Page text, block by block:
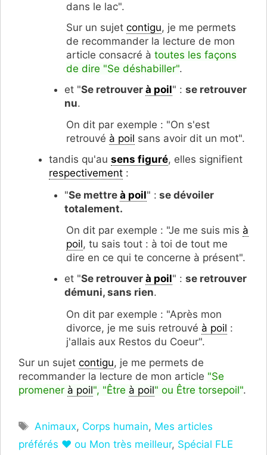
dans le lac".
Sur un sujet contigu, je me permets
de recommander la lecture de mon
article consacré à toutes les façons
de dire "Se déshabiller".
et "Se retrouver à poil" : se retrouver
nu.
On dit par exemple : "On s'est
retrouvé à poil sans avoir dit un mot".
tandis qu'au sens figuré, elles signifient
respectivement :
"Se mettre à poil" : se dévoiler
totalement.
On dit par exemple : "Je me suis mis à
poil, tu sais tout : à toi de tout me
dire en ce qui te concerne à présent".
et "Se retrouver à poil" : se retrouver
démuni, sans rien.
On dit par exemple : "Après mon
divorce, je me suis retrouvé à poil :
j'allais aux Restos du Coeur".
Sur un sujet contigu, je me permets de
recommander la lecture de mon article "Se
promener à poil", "Être à poil" ou Être torsepoil".
Étiquettes
Animaux, Corps humain, Mes articles
préférés ❤ ou Mon très meilleur, Spécial FLE